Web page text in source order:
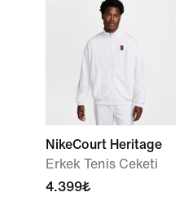
NikeCourt Heritage
Erkek Tenis Ceketi
4.399₺